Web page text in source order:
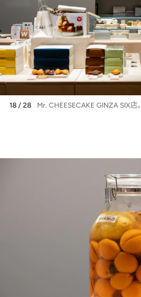
18 / 28 Mr. CHEESECAKE GINZA SIX店。